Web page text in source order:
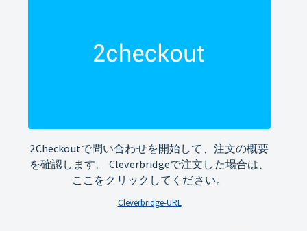
2Checkoutで問い合わせを開始して、注文の概要
を確認します。 Cleverbridgeで注文した場合は、
ここをクリックしてください。
Cleverbridge-URL